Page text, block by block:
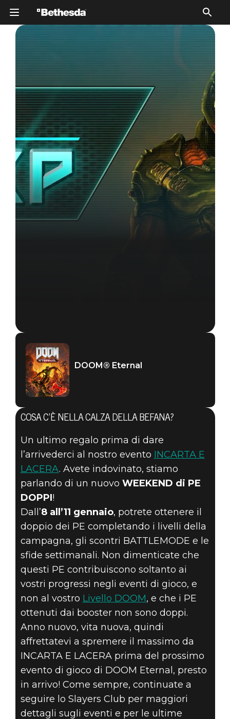
DOOM® Eternal
07 gennaio 2021
INAUGURATE IL
NUOVO ANNO
CON QUESTO
WEEKEND
ALL’INSEGNA
DEI PE DOPPI!
DOOM® Eternal
COSA C’È NELLA CALZA DELLA BEFANA?
Un ultimo regalo prima di dare
l’arrivederci al nostro evento INCARTA E
LACERA. Avete indovinato, stiamo
parlando di un nuovo WEEKEND di PE
DOPPI!
Dall’8 all’11 gennaio, potrete ottenere il
doppio dei PE completando i livelli della
campagna, gli scontri BATTLEMODE e le
sfide settimanali. Non dimenticate che
questi PE contribuiscono soltanto ai
vostri progressi negli eventi di gioco, e
non al vostro Livello DOOM, e che i PE
ottenuti dai booster non sono doppi.
Anno nuovo, vita nuova, quindi
affrettatevi a spremere il massimo da
INCARTA E LACERA prima del prossimo
evento di gioco di DOOM Eternal, presto
in arrivo! Come sempre, continuate a
seguire lo Slayers Club per maggiori
dettagli sugli eventi e per le ultime